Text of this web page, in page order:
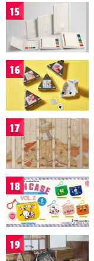
15
16
17
18
19